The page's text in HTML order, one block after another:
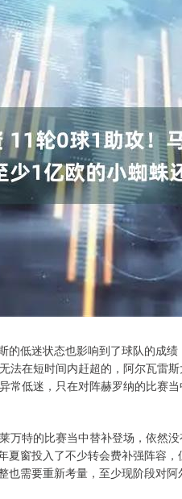
的低迷状态也影响到了球队的成
法在短时间内赶超的，阿尔瓦雷
常低迷，只在对阵赫罗纳的比赛
万特的比赛当中替补登场，依然
夏窗投入了不少转会费补强阵容
也需要重新考量，至少现阶段对
200.89 1.42%